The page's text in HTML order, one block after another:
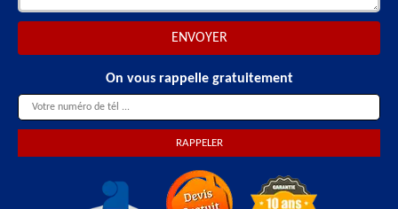
On vous rappelle gratuitement